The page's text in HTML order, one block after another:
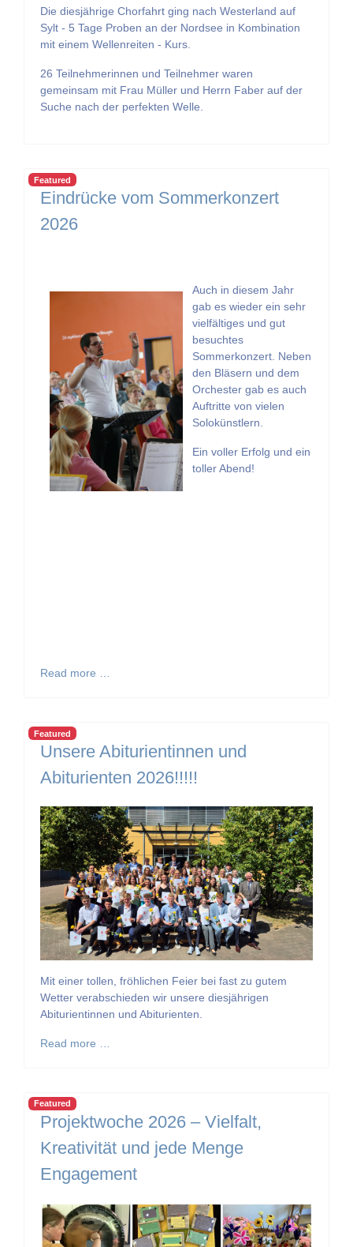
Die diesjährige Chorfahrt ging nach Westerland auf
Sylt - 5 Tage Proben an der Nordsee in Kombination
mit einem Wellenreiten - Kurs.
26 Teilnehmerinnen und Teilnehmer waren
gemeinsam mit Frau Müller und Herrn Faber auf der
Suche nach der perfekten Welle.
Featured
Eindrücke vom Sommerkonzert
2026
Auch in diesem Jahr
gab es wieder ein sehr
vielfältiges und gut
besuchtes
Sommerkonzert. Neben
den Bläsern und dem
Orchester gab es auch
Auftritte von vielen
Solokünstlern.
Ein voller Erfolg und ein
toller Abend!
Read more …
Featured
Unsere Abiturientinnen und
Abiturienten 2026!!!!!
Mit einer tollen, fröhlichen Feier bei fast zu gutem
Wetter verabschieden wir unsere diesjährigen
Abiturientinnen und Abiturienten.
Read more …
Featured
Projektwoche 2026 – Vielfalt,
Kreativität und jede Menge
Engagement